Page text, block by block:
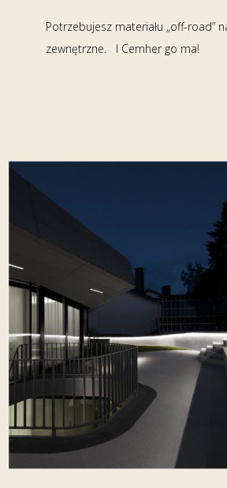
Potrzebujesz materiału „off-road”
zewnętrzne. I Cemher go ma!